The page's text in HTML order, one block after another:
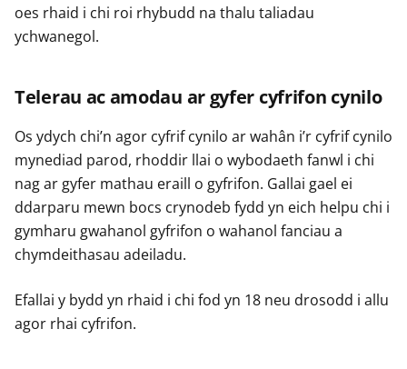
oes rhaid i chi roi rhybudd na thalu taliadau
ychwanegol.
Telerau ac amodau ar gyfer cyfrifon cynilo
Os ydych chi’n agor cyfrif cynilo ar wahân i’r cyfrif cynilo
mynediad parod, rhoddir llai o wybodaeth fanwl i chi
nag ar gyfer mathau eraill o gyfrifon. Gallai gael ei
ddarparu mewn bocs crynodeb fydd yn eich helpu chi i
gymharu gwahanol gyfrifon o wahanol fanciau a
chymdeithasau adeiladu.
Efallai y bydd yn rhaid i chi fod yn 18 neu drosodd i allu
agor rhai cyfrifon.